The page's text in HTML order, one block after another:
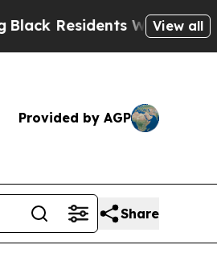
Warned of Abusive
View all
Provided by AGP
Share